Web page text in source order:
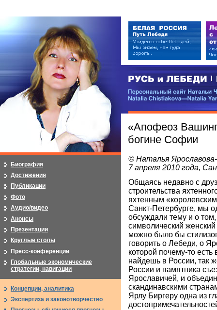
РУСЬ и ЛЕБЕДИ | RUSI —
Персональный сайт Натальи
«Апофеоз
богине Софии
© Наталья
7 апреля 2010 года,
Общаясь недавно с
строительства
яхтенным
Санкт-Петербурге, мы
обсуждали тему и о том,
символический
можно было бы
говорить о Лебеди, о
которой почему-то
найдешь в России, так
России и памятника
Ярославичей, и
скандинавскими
Ярлу Биргеру одна из
Биография
Достижения
Публикации
Фото
Аудио/видео
Анонсы
Презентации
Круглые столы
Пресс-конференции
Глобальные экономические
стратегии, навигации
Концепции, аналитика
Экспертиза и законотворчество